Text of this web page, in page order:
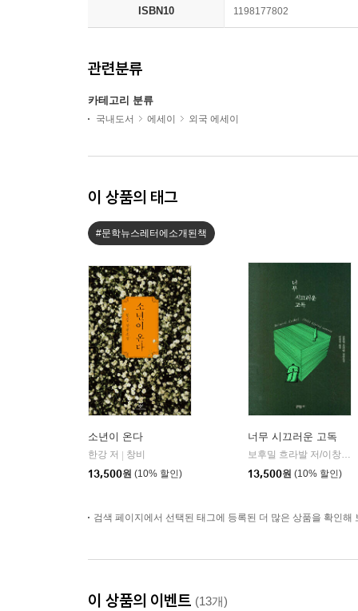
ISBN10 1198177802
관련분류
카테고리 분류
국내도서 에세이 외국 에세이
이 상품의 태그
#문학뉴스레터에소개된책
소년이 온다
한강 저
창비
13,500원 (10% 할인)
너무 시끄러운 고독
보후밀 흐라발 저/이창실 역
13,500원 (10% 할인)
검색 페이지에서 선택된 태그에 등록된 더 많은 상품을 확인해
이 상품의 이벤트 (13개)